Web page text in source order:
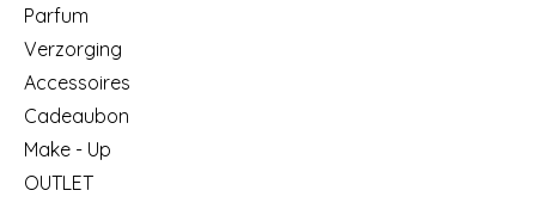
Parfum
Verzorging
Accessoires
Cadeaubon
Make - Up
OUTLET